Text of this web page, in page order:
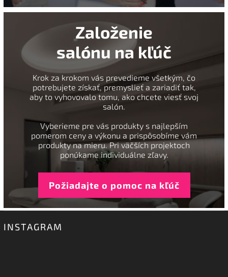
Založenie
salónu na kľúč
Krok za krokom vás prevedieme všetkým, čo
potrebujete získať, premyslieť a zariadiť tak,
aby to vyhovovalo tomu, ako chcete viesť svoj
salón.
Vyberieme pre vás produkty s najlepším
pomerom ceny a výkonu a prispôsobíme vám
produkty na mieru. Pri väčších projektoch
ponúkame individuálne zľavy.
Požiadajte o pomoc na kľúč
INSTAGRAM